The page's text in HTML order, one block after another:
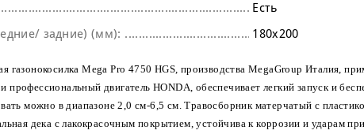
Есть
задние) (мм):
180х200
газонокосилка Mega Pro 4750 HGS, производства MegaGroup Италия,
двигатель HONDA, обеспечивает легкий запуск и
можно в диапазоне 2,0 см-6,5 см. Травосборник матерчатый с
дека с лакокрасочным покрытием, устойчива к коррозии и ударам